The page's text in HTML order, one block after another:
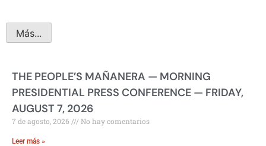
Más...
THE PEOPLE’S MAÑANERA — MORNING
PRESIDENTIAL PRESS CONFERENCE — FRIDAY,
AUGUST 7, 2026
7 de agosto, 2026 No hay comentarios
Leer más »